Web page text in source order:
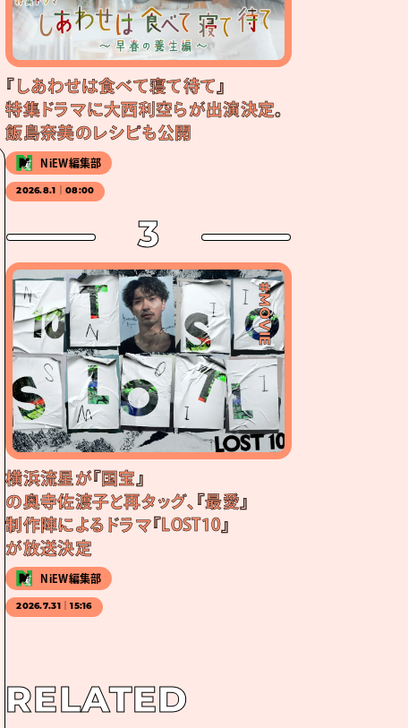
『しあわせは食べて寝て待て』
特集ドラマに大西利空らが出演決定。
飯島奈美のレシピも公開
NiEW編集部
2026.8.1｜08:00
3
#MOVIE
横浜流星が『国宝』
の奥寺佐渡子と再タッグ、『最愛』
制作陣によるドラマ『LOST10』
が放送決定
NiEW編集部
2026.7.31｜15:16
RELATED